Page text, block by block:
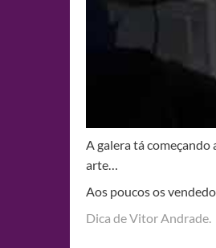
A galera tá começando
arte…
Aos poucos os
Dica de Vitor Andrade.